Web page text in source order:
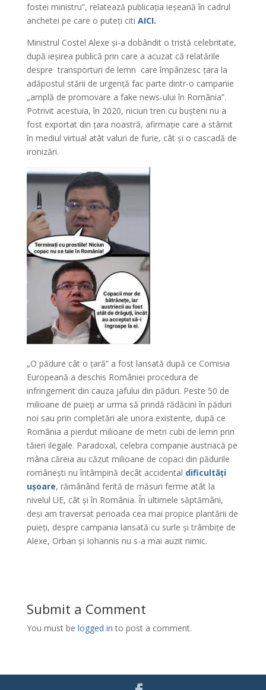
fostei ministru”, relatează publicația ieșeană în cadrul
anchetei pe care o puteți citi AICI.
Ministrul Costel Alexe și-a dobândit o tristă celebritate,
după ieșirea publică prin care a acuzat că relatările
despre transporturi de lemn care împânzesc țara la
adăpostul stării de urgență fac parte dintr-o campanie
„amplă de promovare a fake news-ului în România”.
Potrivit acestuia, în 2020, niciun tren cu bușteni nu a
fost exportat din țara noastră, afirmație care a stârnit
în mediul virtual atât valuri de furie, cât și o cascadă de
ironizări.
„O pădure cât o țară” a fost lansată după ce Comisia
Europeană a deschis României procedura de
infringement din cauza jafului din păduri. Peste 50 de
milioane de puieţi ar urma să prindă rădăcini în păduri
noi sau prin completări ale unora existente, după ce
România a pierdut milioane de metri cubi de lemn prin
tăieri ilegale. Paradoxal, celebra companie austriacă pe
mâna căreia au căzut milioane de copaci din pădurile
românești nu întâmpină decât accidental dificultăți
ușoare, rămânând ferită de măsuri ferme atât la
nivelul UE, cât și în România. În ultimele săptămâni,
deși am traversat perioada cea mai propice plantării de
puieți, despre campania lansată cu surle și trâmbițe de
Alexe, Orban și Iohannis nu s-a mai auzit nimic.
Submit a Comment
You must be logged in to post a comment.